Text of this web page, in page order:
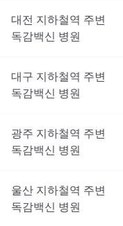
대전 지하철역 주변
독감백신
병원
대구 지하철역 주변
독감백신
병원
광주 지하철역 주변
독감백신
병원
울산 지하철역 주변
독감백신
병원